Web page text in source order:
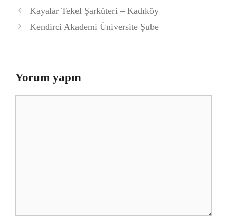
Kayalar Tekel Şarküteri – Kadıköy
Kendirci Akademi Üniversite Şube
Yorum yapın